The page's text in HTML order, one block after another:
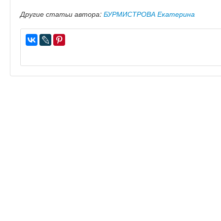
Другие статьи автора: БУРМИСТРОВА Екатерина